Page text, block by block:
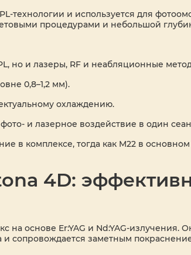
технологии и используется для
процедурами и небольшой
но и лазеры, RF и неабляционные
0,8–1,2 мм).
охлаждению.
и лазерное воздействие в один
в комплексе, тогда как M22 в
4D:
основе Er:YAG и Nd:YAG-излучения.
и сопровождается заметным